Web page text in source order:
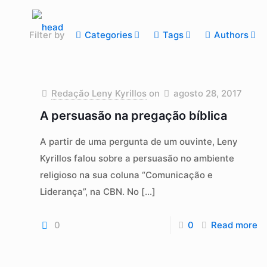
Filter by Categories Tags Authors
Redação Leny Kyrillos on agosto 28, 2017
A persuasão na pregação bíblica
A partir de uma pergunta de um ouvinte, Leny
Kyrillos falou sobre a persuasão no ambiente
religioso na sua coluna “Comunicação e
Liderança”, na CBN. No[…]
0 0 Read more